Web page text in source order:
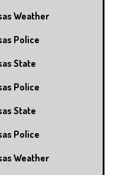
Weather
Police
State
Police
State
Police
Weather